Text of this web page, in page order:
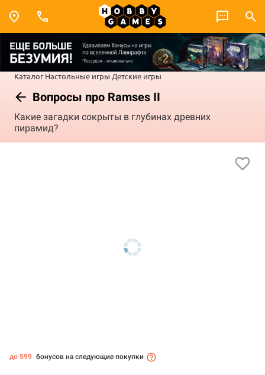
Каталог Настольные игры Детские игры
Вопросы про Ramses II
Какие загадки сокрыты в глубинах древних
пирамид?
до 599 бонусов на следующие покупки